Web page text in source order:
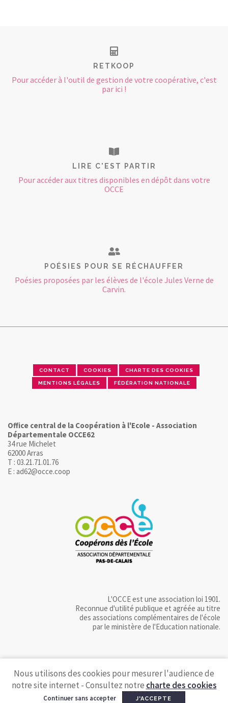
RETKOOP
Pour accéder à l'outil de gestion de votre coopérative, c'est
par ici !
LIRE C'EST PARTIR
Pour accéder aux titres disponibles en dépôt dans votre
OCCE
POÉSIES POUR SE RÉCHAUFFER
Poésies proposées par les élèves de l'école Jules Verne de
Carvin.
CONTACT COOKIES CHARTE DES COOKIES
MENTIONS LÉGALES FÉDÉRATION NATIONALE
Office central de la Coopération à l'Ecole - Association
Départementale OCCE62
34 rue Michelet
62000 Arras
T : 03.21.71.01.76
E : ad62@occe.coop
L'OCCE est une association loi 1901.
Reconnue d'utilité publique et agréée au titre
des associations complémentaires de l'école
par le ministère de l'Education nationale.
Nous utilisons des cookies pour mesurer l'audience de
notre site internet - Consultez notre charte des cookies
Continuer sans accepter J'ACCEPTE